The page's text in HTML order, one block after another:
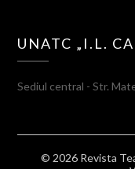
UNATC „I.L.
Sediul central - Str.
© 2026 Revista